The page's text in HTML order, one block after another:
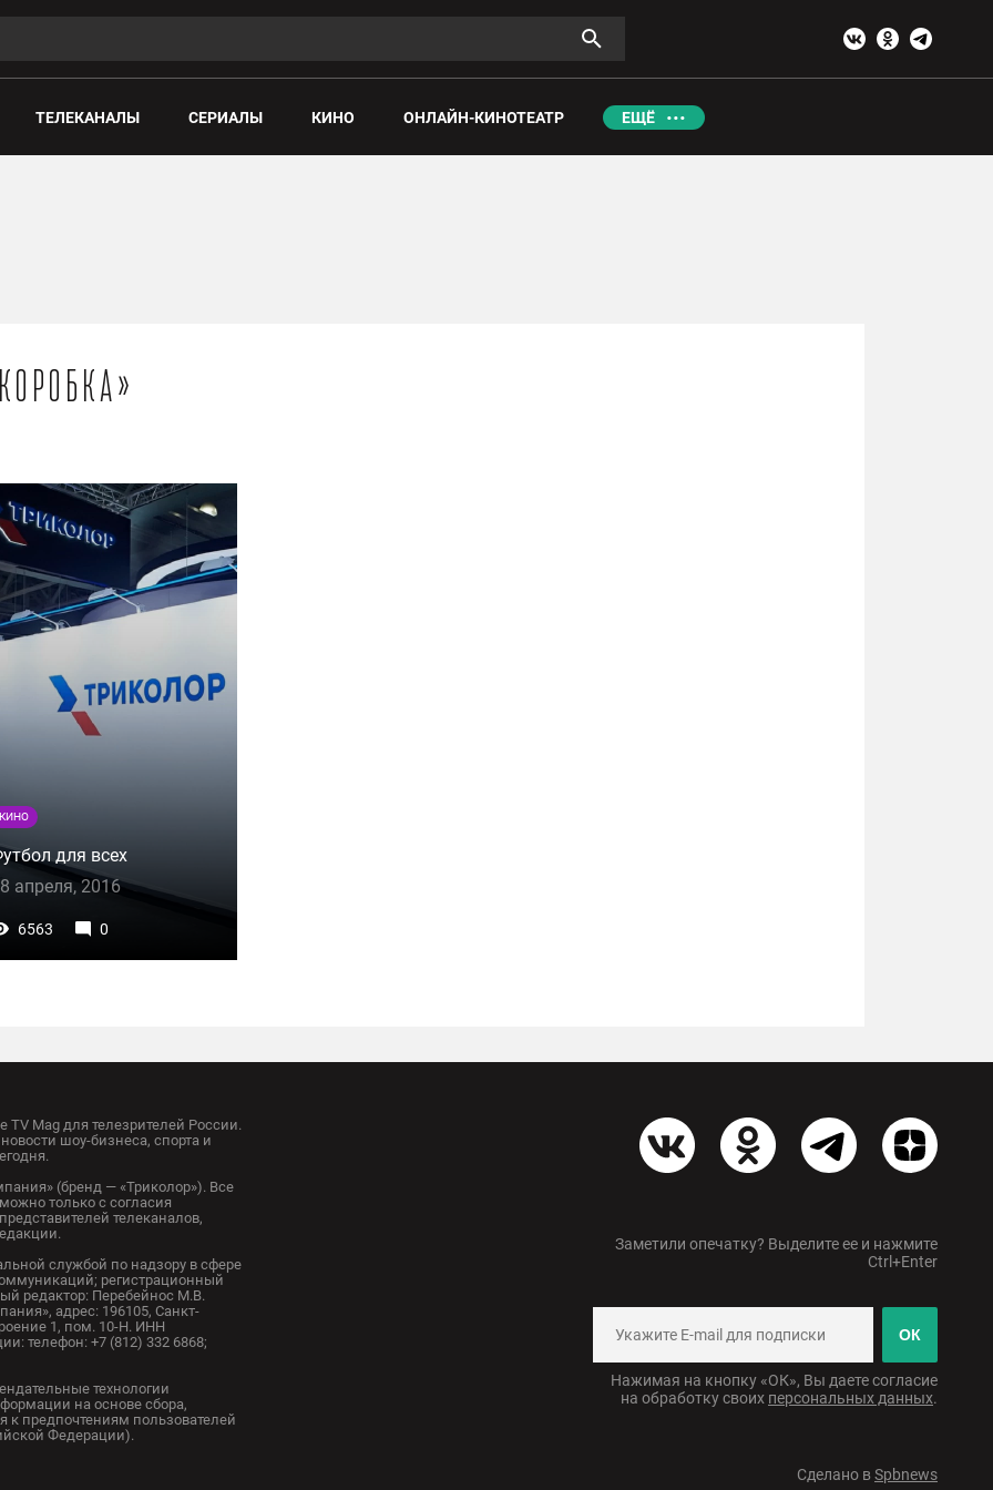
ТЕЛЕКАНАЛЫ СЕРИАЛЫ КИНО ОНЛАЙН-КИНОТЕАТР ЕЩЁ
КИНО
для всех
апреля, 2016
6563 0
Mag для телезрителей России.
шоу-бизнеса, спорта и
(бренд — «Триколор»). Все
только с согласия
телеканалов,
службой по надзору в сфере
регистрационный
редактор: Перебейнос М.В.
адрес: 196105, Санкт-
1, пом. 10-Н. ИНН
телефон: +7 (812) 332 6868;
технологии
на основе сбора,
к предпочтениям пользователей
Федерации).
Заметили опечатку? Выделите ее и нажмите
Ctrl+Enter
ОК
Нажимая на кнопку «ОК», Вы даете согласие
на обработку своих персональных данных.
Сделано вSpbnews